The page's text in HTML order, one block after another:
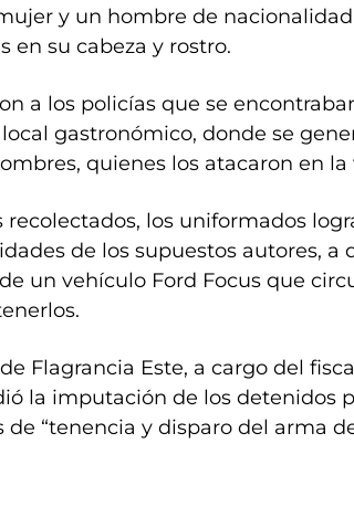
y un hombre de
en su cabeza y rostro.
a los policías que se
gastronómico, donde se
quienes los atacaron en la
recolectados, los uniformados
de los supuestos autores, a
un vehículo Ford Focus que
Flagrancia Este, a cargo del
la imputación de los detenidos
“tenencia y disparo del arma